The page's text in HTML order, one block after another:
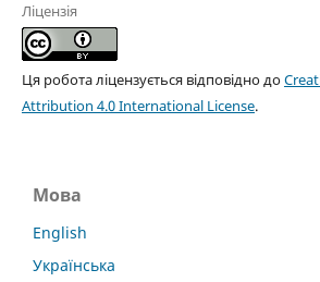
Ліцензія
Ця робота ліцензується відповідно до
Attribution 4.0 International License.
Мова
English
Українська